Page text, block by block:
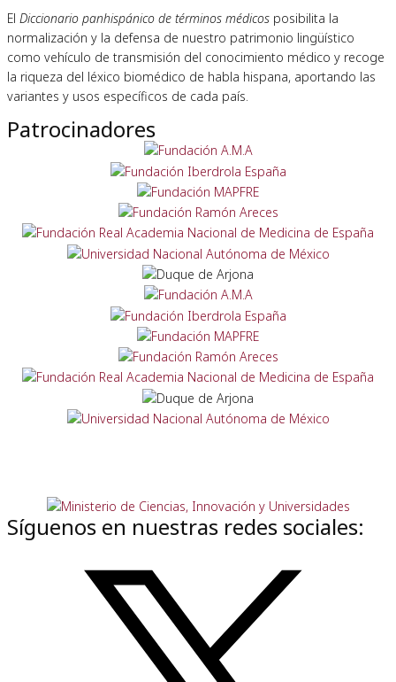
El Diccionario panhispánico de términos médicos posibilita la
normalización y la defensa de nuestro patrimonio lingüístico
como vehículo de transmisión del conocimiento médico y recoge
la riqueza del léxico biomédico de habla hispana, aportando las
variantes y usos específicos de cada país.
Patrocinadores
Síguenos en nuestras redes sociales: